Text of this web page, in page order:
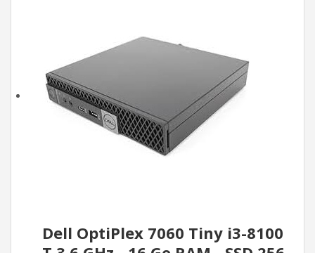
Dell OptiPlex 7060 Tiny i3-8100